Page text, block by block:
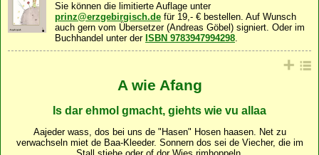
Sie können die limitierte Auflage unter
prinz@erzgebirgisch.de für 19,- € bestellen. Auf Wunsch
auch gern vom Übersetzer (Andreas Göbel) signiert. Oder im
Buchhandel unter der ISBN 9783947994298.
A wie Afang
Is dar ehmol gmacht, giehts wie vu allaa
Aajeder wass, dos bei uns de "Hasen" Hosen haasen. Net zu
verwachseln miet de Baa-Kleeder. Sonnern dos sei de Viecher, die im